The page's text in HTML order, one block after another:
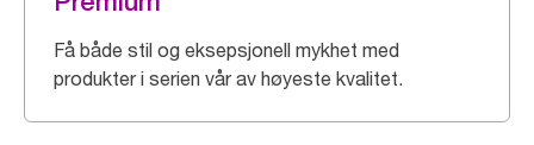
Få både stil og eksepsjonell mykhet med
produkter i serien vår av høyeste kvalitet.